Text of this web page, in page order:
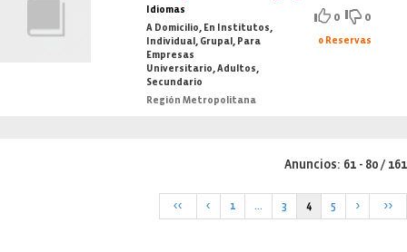
Idiomas
A Domicilio, En Institutos,
Individual, Grupal, Para
Empresas
Universitario, Adultos,
Secundario
Región Metropolitana
0 0
0 Reservas
Anuncios: 61 - 80 / 161
<< < 1 ... 3 4 5 > >>